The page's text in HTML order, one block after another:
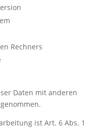
Rechners
Daten mit anderen
ist Art. 6 Abs. 1